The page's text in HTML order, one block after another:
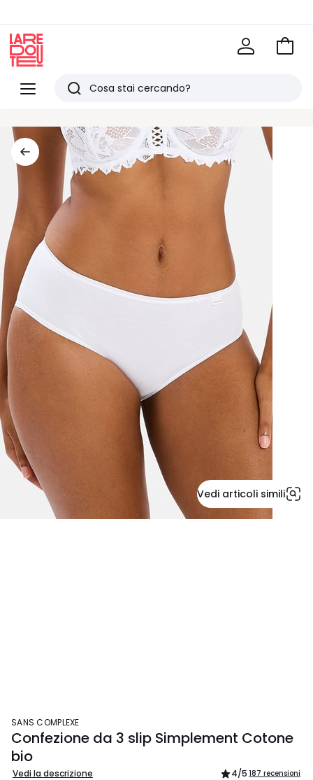
Menu
Redoute
Ricerca
articoli
visti
Vai
Vedi articoli simili
SANS COMPLEXE
Confezione da 3 slip Simplement Cotone
bio
Vedi la descrizione 4/5 187 recensioni